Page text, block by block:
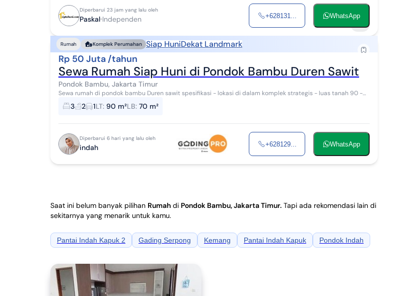
Diperbarui 23 jam yang lalu oleh
Paskal Independen +628131... WhatsApp
Rumah Komplek Perumahan Siap HuniDekat Landmark
Rp 50 Juta /tahun
Sewa Rumah Siap Huni di Pondok Bambu Duren Sawit
Pondok Bambu, Jakarta Timur
Sewa rumah di pondok bambu Duren sawit spesifikasi - lokasi di dalam komplek strategis - luas tanah 90 -
luas bangunan 70 - 2 lantai - kamar tidur...
3 2 1LT: 90 m²LB: 70 m²
Diperbarui 6 hari yang lalu oleh
indah +628129... WhatsApp
Saat ini belum banyak pilihan Rumah di Pondok Bambu, Jakarta Timur. Tapi ada rekomendasi lain di
sekitarnya yang menarik untuk kamu.
Pantai Indah Kapuk 2 Gading Serpong Kemang Pantai Indah Kapuk Pondok Indah